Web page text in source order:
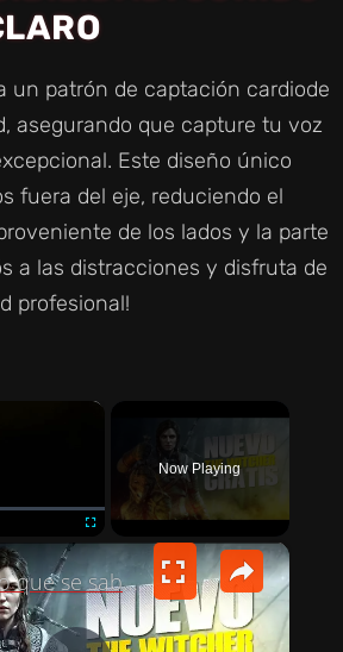
un patrón de captación cardiode
asegurando que capture tu voz
Este diseño único
fuera del eje, reduciendo el
de los lados y la parte
a las distracciones y disfruta de
profesional!
×
Now Playing
×
Todo lo que se sabe del nuevo THE WITCHER cooperativo gratis para PC y móviles